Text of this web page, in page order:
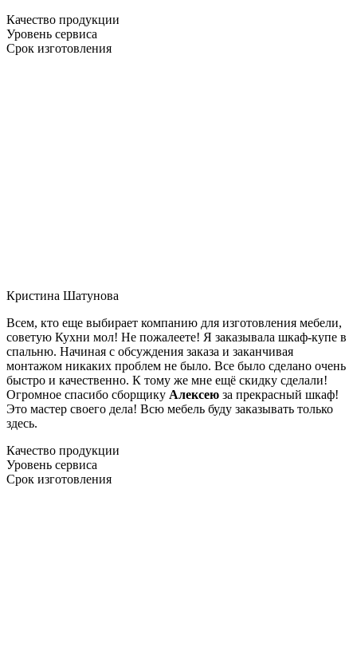
Качество продукции
Уровень сервиса
Срок изготовления
Кристина Шатунова
Всем, кто еще выбирает компанию для изготовления мебели,
советую Кухни мол! Не пожалеете! Я заказывала шкаф-купе в
спальню. Начиная с обсуждения заказа и заканчивая
монтажом никаких проблем не было. Все было сделано очень
быстро и качественно. К тому же мне ещё скидку сделали!
Огромное спасибо сборщику Алексею за прекрасный шкаф!
Это мастер своего дела! Всю мебель буду заказывать только
здесь.
Качество продукции
Уровень сервиса
Срок изготовления